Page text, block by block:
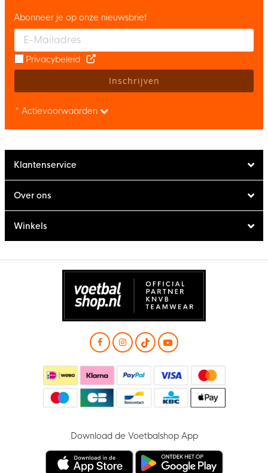
Enter your email and accept the privacy policy to subscribe to
Abonneer je op onze nieuwsbrief
Privacybeleid
Inschrijven
* Actievoorwaarden
Klantenservice
Over ons
Winkels
Download de Voetbalshop App